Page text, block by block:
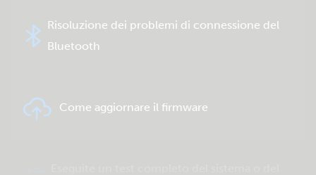
Risoluzione dei problemi di connessione del
Bluetooth
Come aggiornare il firmware